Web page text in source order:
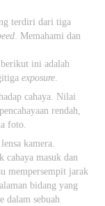
terdiri dari tiga
. Memahami dan
ini adalah
exposure.
cahaya. Nilai
rendah,
foto.
kamera.
cahaya masuk dan
mempersempit jarak
bidang yang
dalam sebuah